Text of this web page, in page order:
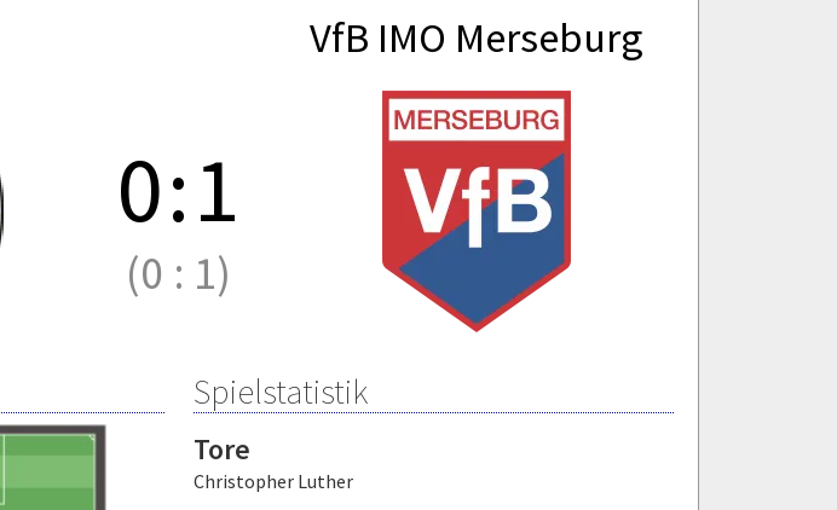
VfB IMO Merseburg
0:1
(0 : 1)
Spielstatistik
Tore
Christopher Luther